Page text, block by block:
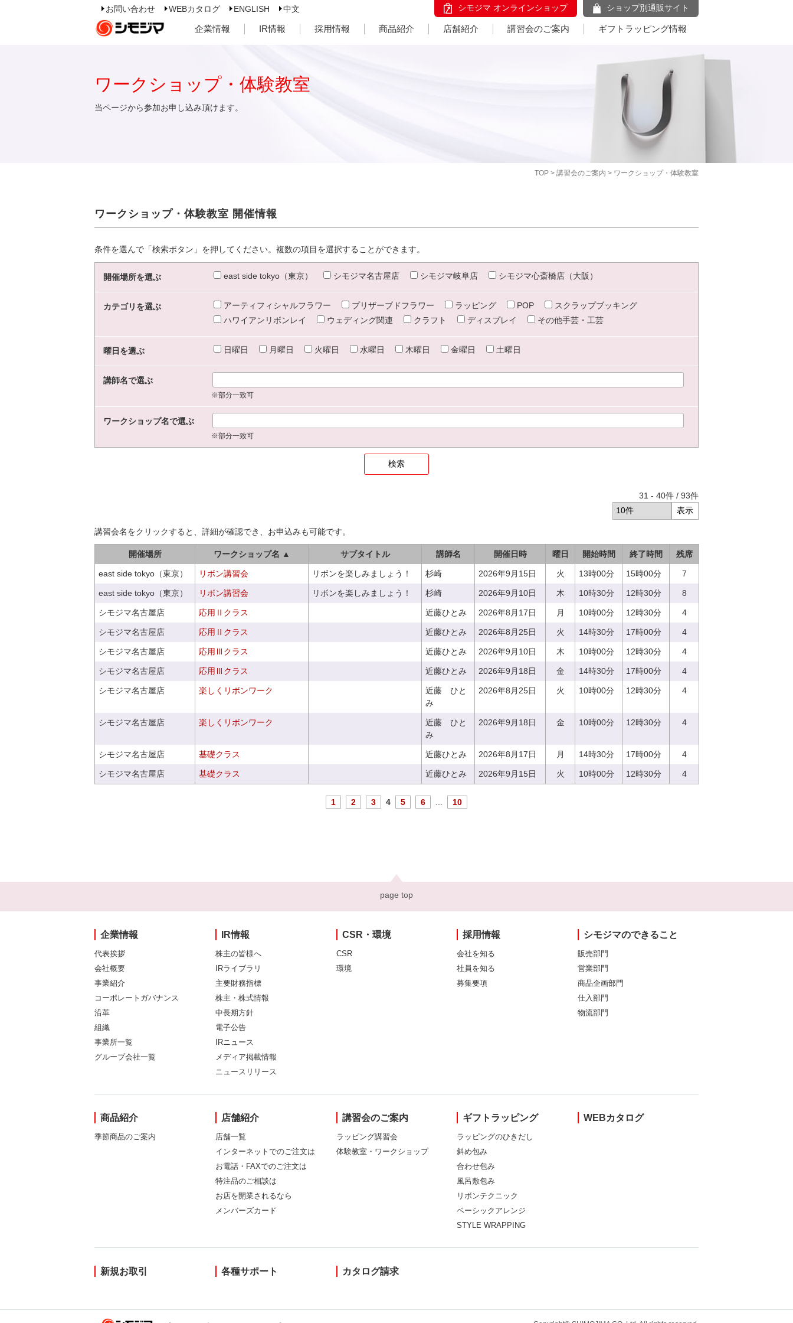
お問い合わせ WEBカタログ ENGLISH 中文 シモジマ オンラインショップ ショップ別通販サイト
企業情報 IR情報 採用情報 商品紹介 店舗紹介 講習会のご案内 ギフトラッピング情報
TOP > 講習会のご案内 > ワークショップ・体験教室
ワークショップ・体験教室
当ページから参加お申し込み頂けます。
ワークショップ・体験教室 開催情報
条件を選んで「検索ボタン」を押してください。複数の項目を選択することができます。
開催場所を選ぶ east side tokyo（東京） シモジマ名古屋店 シモジマ岐阜店 シモジマ心斎橋店（大阪）
カテゴリを選ぶ アーティフィシャルフラワー プリザーブドフラワー ラッピング POP
スクラップブッキング
ハワイアンリボンレイ
ウェディング関連 クラフト ディスプレイ その他手芸・工芸
曜日を選ぶ 日曜日 月曜日 火曜日 水曜日 木曜日 金曜日 土曜日
講師名で選ぶ
※部分一致可
ワークショップ名で選ぶ
※部分一致可
31 - 40件 / 93件
講習会名をクリックすると、詳細が確認でき、お申込みも可能です。
開催場所 ワークショップ名 ▲ サブタイトル 講師名 開催日時 曜日 開始時間 終了時間 残席
east side tokyo（東京） リボン講習会 リボンを楽しみましょう！ 杉崎 2026年9月15日 火 13時00分 15時00分 7
east side tokyo（東京） リボン講習会 リボンを楽しみましょう！ 杉崎 2026年9月10日 木 10時30分 12時30分 8
シモジマ名古屋店 応用Ⅱクラス 近藤ひとみ 2026年8月17日 月 10時00分 12時30分 4
シモジマ名古屋店 応用Ⅱクラス 近藤ひとみ 2026年8月25日 火 14時30分 17時00分 4
シモジマ名古屋店 応用Ⅲクラス 近藤ひとみ 2026年9月10日 木 10時00分 12時30分 4
シモジマ名古屋店 応用Ⅲクラス 近藤ひとみ 2026年9月18日 金 14時30分 17時00分 4
シモジマ名古屋店 楽しくリボンワーク
近藤 ひと
み
2026年8月25日 火 10時00分 12時30分 4
シモジマ名古屋店 楽しくリボンワーク
近藤 ひと
み
2026年9月18日 金 10時00分 12時30分 4
シモジマ名古屋店 基礎クラス 近藤ひとみ 2026年8月17日 月 14時30分 17時00分 4
シモジマ名古屋店 基礎クラス 近藤ひとみ 2026年9月15日 火 10時00分 12時30分 4
1 2 3 4 5 6 10
page top
企業情報
代表挨拶
会社概要
事業紹介
コーポレートガバナンス
沿革
組織
事業所一覧
グループ会社一覧
IR情報
株主の皆様へ
IRライブラリ
主要財務指標
株主・株式情報
中長期方針
電子公告
IRニュース
メディア掲載情報
ニュースリリース
CSR・環境
CSR
環境
採用情報
会社を知る
社員を知る
募集要項
シモジマのできること
販売部門
営業部門
商品企画部門
仕入部門
物流部門
商品紹介
季節商品のご案内
店舗紹介
店舗一覧
インターネットでのご注文は
お電話・FAXでのご注文は
特注品のご相談は
お店を開業されるなら
メンバーズカード
講習会のご案内
ラッピング講習会
体験教室・ワークショップ
ギフトラッピング
ラッピングのひきだし
斜め包み
合わせ包み
風呂敷包み
リボンテクニック
ベーシックアレンジ
STYLE WRAPPING
WEBカタログ
新規お取引 各種サポート カタログ請求